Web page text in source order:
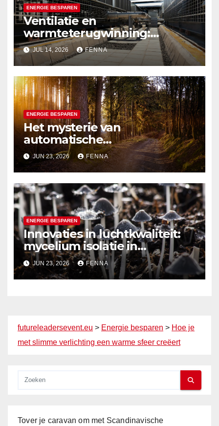
ENERGIE BESPAREN
Ventilatie en
warmteterugwinning:
zomerinstallaties voor
comfort
JUL 14, 2026 FENNA
ENERGIE BESPAREN
Het mysterie van
automatische
zonweringssensoren
ontrafeld
JUN 23, 2026 FENNA
ENERGIE BESPAREN
Innovaties in luchtkwaliteit:
mycelium isolatie in
nieuwbouwprojecten
JUN 23, 2026 FENNA
futureleadersevent.eu > Energie besparen > Hoe je
met slimme verlichting een warme sfeer creëert
Tover je caravan om met Scandinavische